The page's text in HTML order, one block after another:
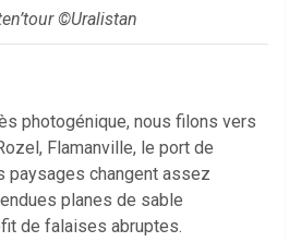
©Uralistan
photogénique, nous filons vers
Flamanville, le port de
paysages changent assez
planes de sable
de falaises abruptes.